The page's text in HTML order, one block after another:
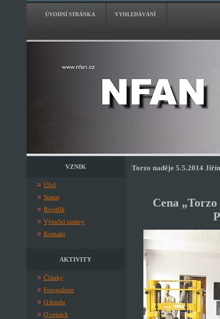
ÚVODNÍ STRÁNKA VYHLEDÁVÁNÍ
VZNIK
Účel
Statut
Rejstřík
Výroční zprávy
Kontakt
AKTIVITY
Články
Fotogalerie
O fondu
O cenách
Torzo naděje 5.5.2014
Cena